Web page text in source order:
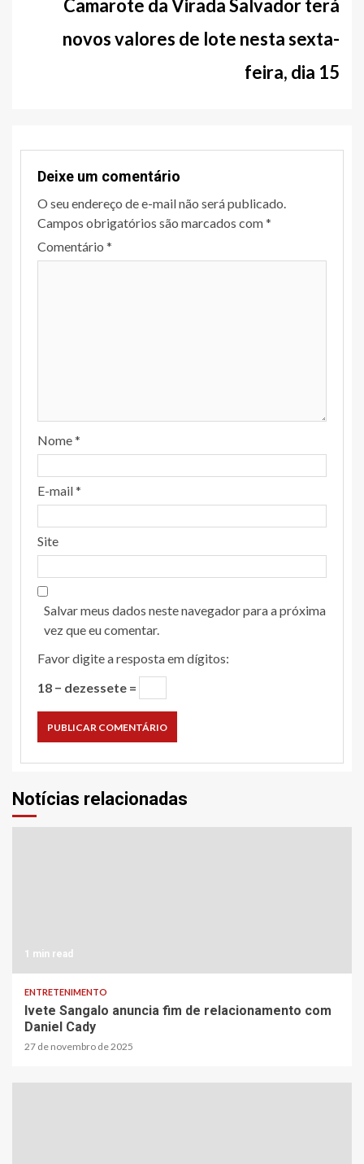
Camarote da Virada Salvador terá
novos valores de lote nesta sexta-
feira, dia 15
Deixe um comentário
O seu endereço de e-mail não será publicado.
Campos obrigatórios são marcados com*
Comentário *
Nome*
E-mail*
Site
Salvar meus dados neste navegador para a próxima
vez que eu comentar.
Favor digite a resposta em dígitos:
18 − dezessete =
Notícias relacionadas
1 min read
ENTRETENIMENTO
Ivete Sangalo anuncia fim de relacionamento com
Daniel Cady
27 de novembro de 2025